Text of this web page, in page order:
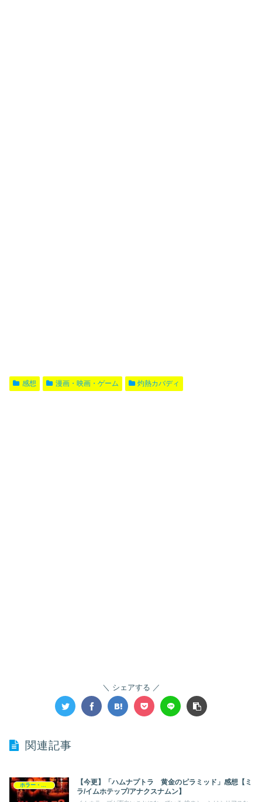
感想 漫画・映画・ゲーム 灼熱カバディ
シェアする
関連記事
【今更】「ハムナプトラ 黄金のピラミッド」感想【ミ
ラ/イムホテップ/アナクスナムン】